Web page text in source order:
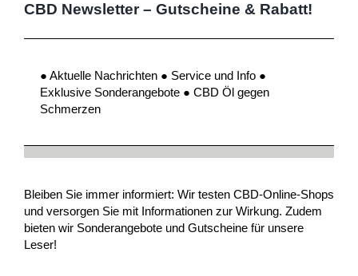
CBD Newsletter – Gutscheine & Rabatt!
● Aktuelle Nachrichten ● Service und Info ●
Exklusive Sonderangebote ● CBD Öl gegen
Schmerzen
Bleiben Sie immer informiert: Wir testen CBD-Online-Shops
und versorgen Sie mit Informationen zur Wirkung. Zudem
bieten wir Sonderangebote und Gutscheine für unsere
Leser!